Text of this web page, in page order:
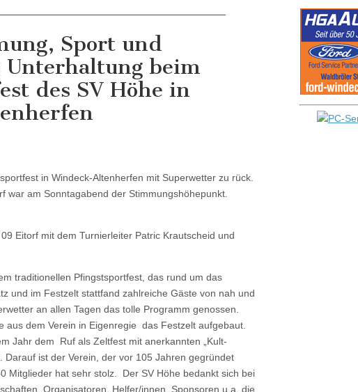
Sport und
Unterhaltung beim
des SV Höhe in
in Windeck-Altenherfen mit Superwetter zu rück.
war am Sonntagabend der Stimmungshöhepunkt.
Eitorf mit dem Turnierleiter Patric Krautscheid und
traditionellen Pfingstsportfest, das rund um das
und im Festzelt stattfand zahlreiche Gäste von nah und
an allen Tagen das tolle Programm genossen.
aus dem Verein in Eigenregie das Festzelt aufgebaut.
Jahr dem Ruf als Zeltfest mit anerkannten „Kult-
Darauf ist der Verein, der vor 105 Jahren gegründet
Mitglieder hat sehr stolz. Der SV Höhe bedankt sich bei
Organisatoren, Helfer/innen, Sponsoren u.a. die